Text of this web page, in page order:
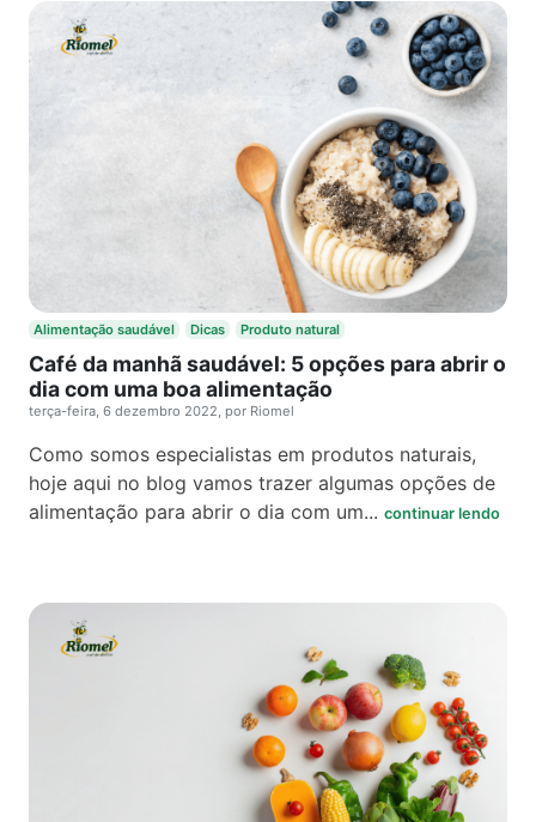
Alimentação saudável Dicas Produto natural
Café da manhã saudável: 5 opções para abrir o
dia com uma boa alimentação
terça-feira, 6 dezembro 2022, por Riomel
Como somos especialistas em produtos naturais,
hoje aqui no blog vamos trazer algumas opções de
alimentação para abrir o dia com um... continuar lendo